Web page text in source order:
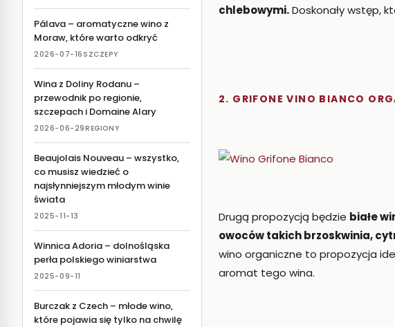
Pálava – aromatyczne wino z
Moraw, które warto odkryć
2026-07-16 SZCZEPY
Wina z Doliny Rodanu –
przewodnik po regionie,
szczepach i Domaine Alary
2026-06-29REGIONY
Beaujolais Nouveau – wszystko,
co musisz wiedzieć o
najsłynniejszym młodym winie
świata
2025-11-13
Winnica Adoria – dolnośląska
perła polskiego winiarstwa
2025-09-11
Burczak z Czech – młode wino,
które pojawia się tylko na chwilę
chlebowymi.Doskonały wstęp,
2. GRIFONE VINO BIANCO
Drugą propozycją będzie białe
owoców takich brzoskwinia,
wino organiczne to propozycja
aromat tego wina.